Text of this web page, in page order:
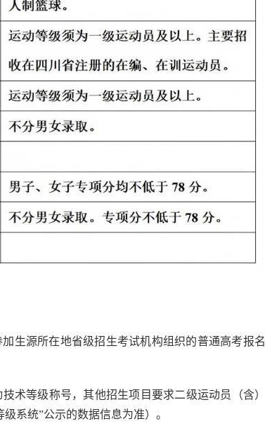
生源所在地省级招生考试机构组织的普通高考报名
术等级称号，其他招生项目要求二级运动员（含）
系统”公示的数据信息为准）。